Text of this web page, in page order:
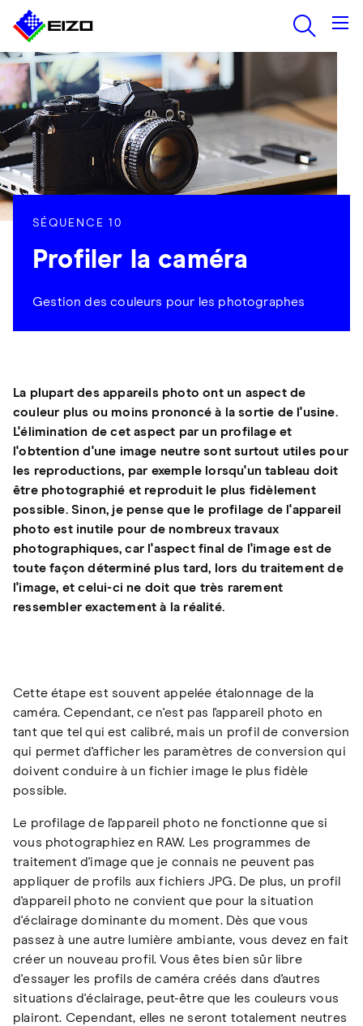
SÉQUENCE 10
Profiler la caméra
Gestion des couleurs pour les photographes
La plupart des appareils photo ont un aspect de
couleur plus ou moins prononcé à la sortie de l'usine.
L'élimination de cet aspect par un profilage et
l'obtention d'une image neutre sont surtout utiles pour
les reproductions, par exemple lorsqu'un tableau doit
être photographié et reproduit le plus fidèlement
possible. Sinon, je pense que le profilage de l'appareil
photo est inutile pour de nombreux travaux
photographiques, car l'aspect final de l'image est de
toute façon déterminé plus tard, lors du traitement de
l'image, et celui-ci ne doit que très rarement
ressembler exactement à la réalité.
Cette étape est souvent appelée étalonnage de la
caméra. Cependant, ce n'est pas l'appareil photo en
tant que tel qui est calibré, mais un profil de conversion
qui permet d'afficher les paramètres de conversion qui
doivent conduire à un fichier image le plus fidèle
possible.
Le profilage de l'appareil photo ne fonctionne que si
vous photographiez en RAW. Les programmes de
traitement d'image que je connais ne peuvent pas
appliquer de profils aux fichiers JPG. De plus, un profil
d'appareil photo ne convient que pour la situation
d'éclairage dominante du moment. Dès que vous
passez à une autre lumière ambiante, vous devez en fait
créer un nouveau profil. Vous êtes bien sûr libre
d'essayer les profils de caméra créés dans d'autres
situations d'éclairage, peut-être que les couleurs vous
plairont. Cependant, elles ne seront totalement neutres